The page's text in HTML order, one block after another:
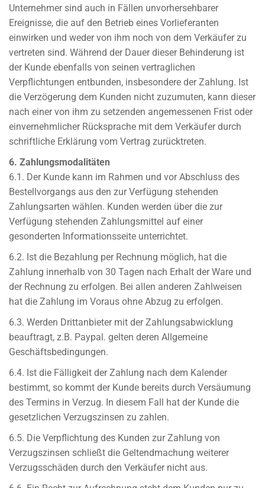
Unternehmer sind auch in Fällen unvorhersehbarer
Ereignisse, die auf den Betrieb eines Vorlieferanten
einwirken und weder von ihm noch von dem Verkäufer zu
vertreten sind. Während der Dauer dieser Behinderung ist
der Kunde ebenfalls von seinen vertraglichen
Verpflichtungen entbunden, insbesondere der Zahlung. Ist
die Verzögerung dem Kunden nicht zuzumuten, kann dieser
nach einer von ihm zu setzenden angemessenen Frist oder
einvernehmlicher Rücksprache mit dem Verkäufer durch
schriftliche Erklärung vom Vertrag zurücktreten.
6. Zahlungsmodalitäten
6.1. Der Kunde kann im Rahmen und vor Abschluss des
Bestellvorgangs aus den zur Verfügung stehenden
Zahlungsarten wählen. Kunden werden über die zur
Verfügung stehenden Zahlungsmittel auf einer
gesonderten Informationsseite unterrichtet.
6.2. Ist die Bezahlung per Rechnung möglich, hat die
Zahlung innerhalb von 30 Tagen nach Erhalt der Ware und
der Rechnung zu erfolgen. Bei allen anderen Zahlweisen
hat die Zahlung im Voraus ohne Abzug zu erfolgen.
6.3. Werden Drittanbieter mit der Zahlungsabwicklung
beauftragt, z.B. Paypal. gelten deren Allgemeine
Geschäftsbedingungen.
6.4. Ist die Fälligkeit der Zahlung nach dem Kalender
bestimmt, so kommt der Kunde bereits durch Versäumung
des Termins in Verzug. In diesem Fall hat der Kunde die
gesetzlichen Verzugszinsen zu zahlen.
6.5. Die Verpflichtung des Kunden zur Zahlung von
Verzugszinsen schließt die Geltendmachung weiterer
Verzugsschäden durch den Verkäufer nicht aus.